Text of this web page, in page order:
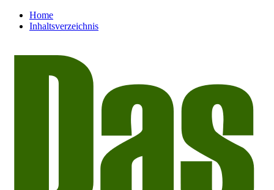
Home
Inhaltsverzeichnis